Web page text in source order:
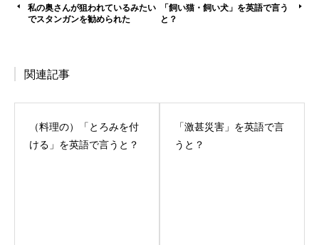
私の奥さんが狙われているみたい
でスタンガンを勧められた
「飼い猫・飼い犬」を英語で言う
と？
関連記事
（料理の）「とろみを付
ける」を英語で言うと？
「激甚災害」を英語で言
うと？